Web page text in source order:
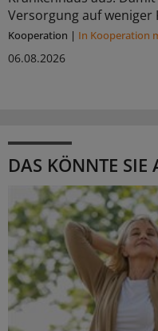
Versorgung auf weniger
Kooperation | In Kooperation
06.08.2026
DAS KÖNNTE SIE